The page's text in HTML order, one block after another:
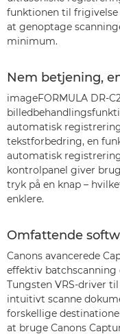
funktionen til
at genoptage
minimum.
Nem betjening,
imageFORMULA DR-
automatisk
tekstforbedring, en
automatisk
kontrolpanel giver
tryk på en knap –
enklere.
Omfattende
Canons avancerede
effektiv
Tungsten VRS-driver
intuitivt scanne
forskellige
at bruge Canons